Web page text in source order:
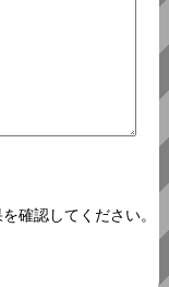
確認してください。